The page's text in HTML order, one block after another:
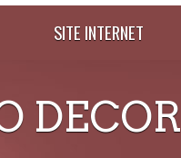
SITE INTERNET
DECOR